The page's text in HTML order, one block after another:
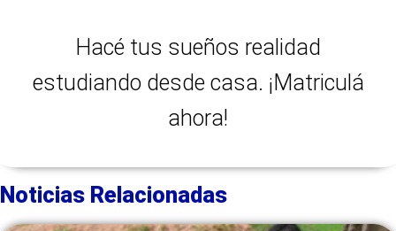
Hacé tus sueños realidad
estudiando desde casa. ¡Matriculá
ahora!
Noticias Relacionadas